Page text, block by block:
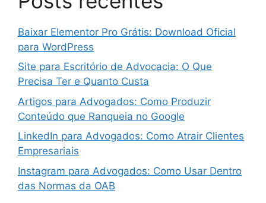
Baixar Elementor Pro Grátis: Download Oficial
para WordPress
Site para Escritório de Advocacia: O Que
Precisa Ter e Quanto Custa
Artigos para Advogados: Como Produzir
Conteúdo que Ranqueia no Google
LinkedIn para Advogados: Como Atrair Clientes
Empresariais
Instagram para Advogados: Como Usar Dentro
das Normas da OAB